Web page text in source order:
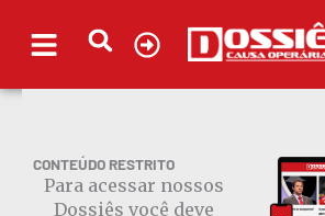
para
CONTEÚDO RESTRITO
Para acessar nossos
Dossiês você deve